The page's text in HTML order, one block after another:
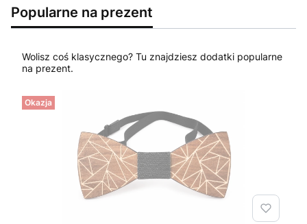
Popularne na prezent
Wolisz coś klasycznego? Tu znajdziesz dodatki popularne
na prezent.
Okazja